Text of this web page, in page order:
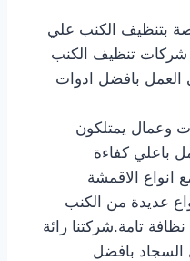
بتنظيف الكنب علي
شركات تنظيف الكنب
العمل بافضل ادوات
وعمال يمتلكون
باعلي كفاءة
انواع الاقمشة
عديدة من الكنب
تامة.شركتنا رائة
بافضل